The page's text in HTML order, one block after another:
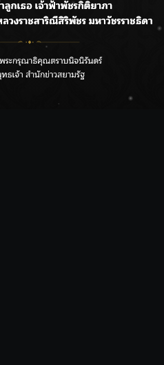
น้ำเพชรบุรี
เทศ เตรียมเครื่องจักรรับมือน้ำ